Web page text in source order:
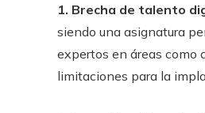
1. Brecha de talento
siendo una asignatura
expertos en áreas como
limitaciones para la